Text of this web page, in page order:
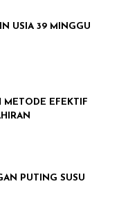
USIA 39 MINGGU
METODE EFEKTIF
PUTING SUSU